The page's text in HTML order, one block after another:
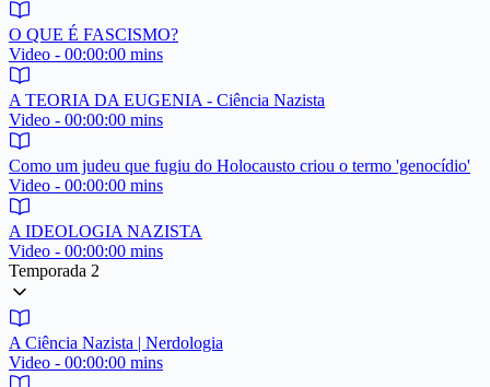
O QUE É FASCISMO?
Video - 00:00:00 mins
A TEORIA DA EUGENIA - Ciência Nazista
Video - 00:00:00 mins
Como um judeu que fugiu do Holocausto criou o termo 'genocídio'
Video - 00:00:00 mins
A IDEOLOGIA NAZISTA
Video - 00:00:00 mins
Temporada 2
A Ciência Nazista | Nerdologia
Video - 00:00:00 mins